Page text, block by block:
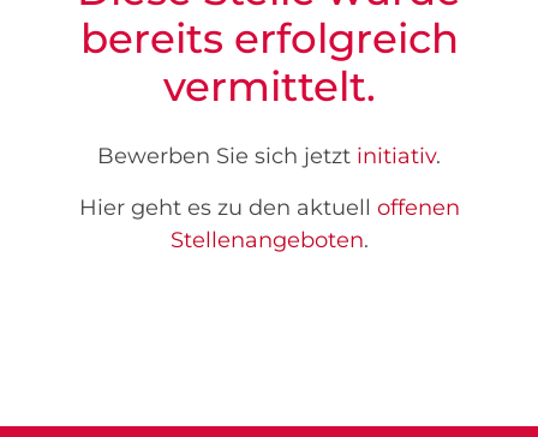
bereits erfolgreich
vermittelt.
Bewerben Sie sich jetzt initiativ.
Hier geht es zu den aktuell offenen
Stellenangeboten.